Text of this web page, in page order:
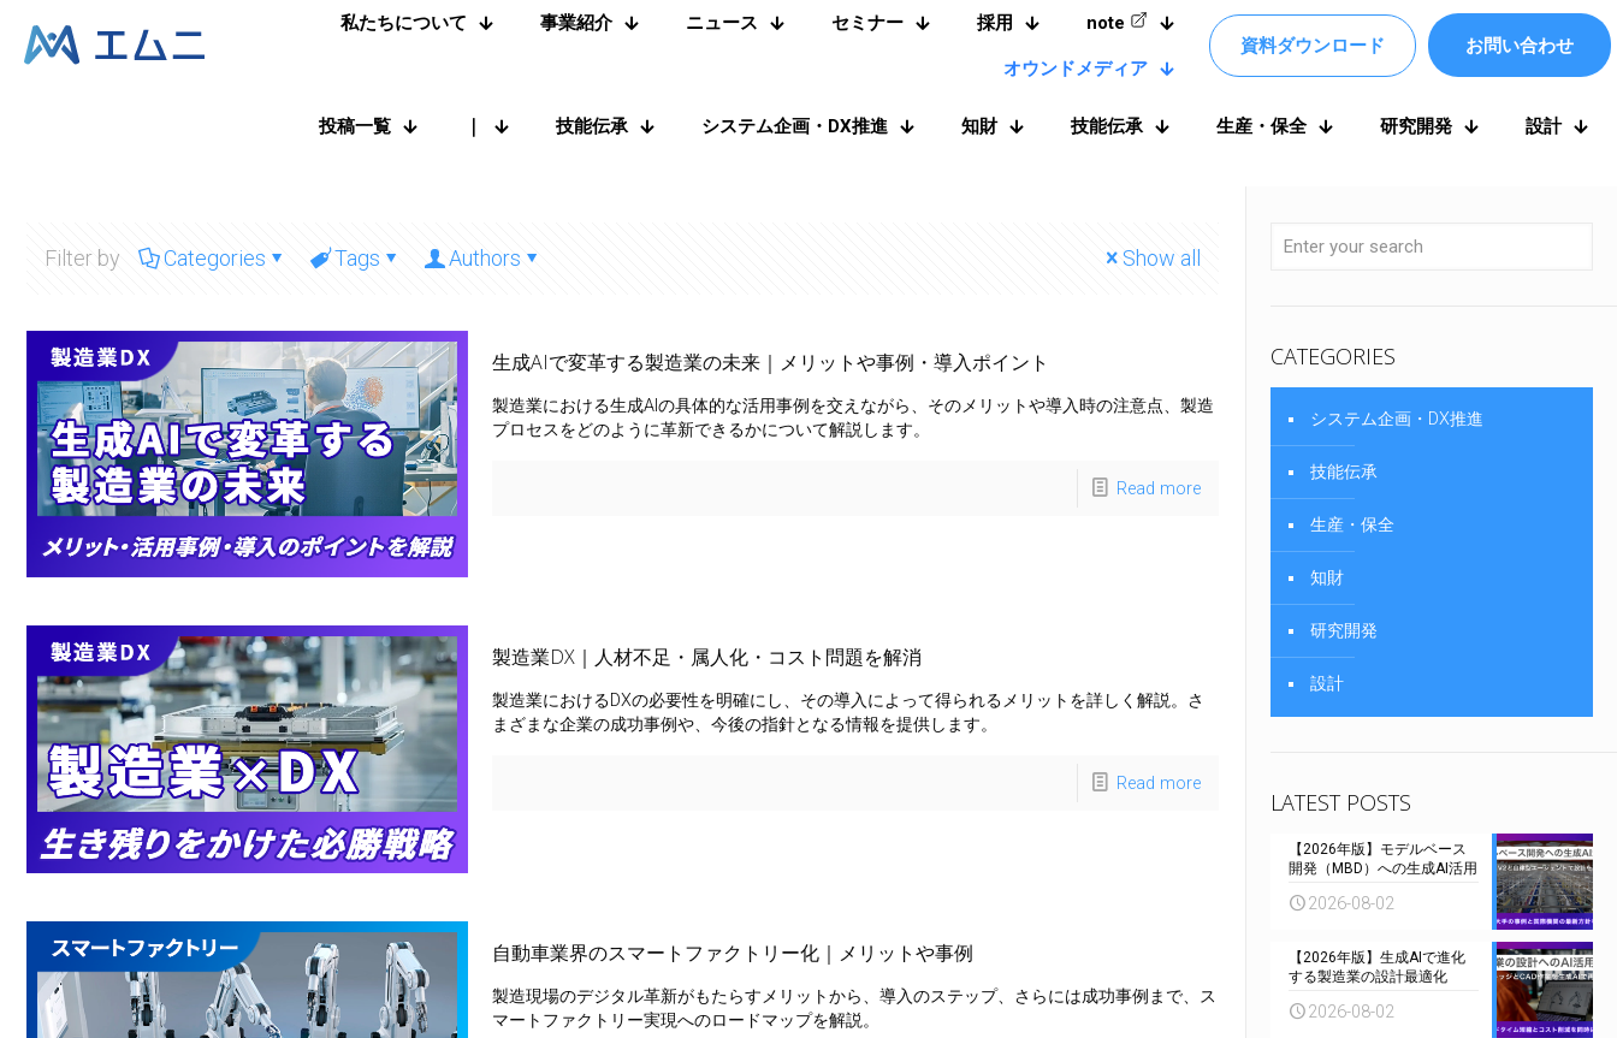
私たちについて 事業紹介 ニュース セミナー 採用 note
オウンドメディア
資料ダウンロード お問い合わせ
投稿一覧 ｜ 技能伝承 システム企画・DX推進 知財 技能伝承 生産・保全 研究開発 設計
Filter by Categories Tags Authors Show all
生成AIで変革する製造業の未来｜メリットや事例・導入ポイント
製造業における生成AIの具体的な活用事例を交えながら、そのメリットや導入時の注意点、製造
プロセスをどのように革新できるかについて解説します。
Read more
製造業DX｜人材不足・属人化・コスト問題を解消
製造業におけるDXの必要性を明確にし、その導入によって得られるメリットを詳しく解説。さ
まざまな企業の成功事例や、今後の指針となる情報を提供します。
Read more
自動車業界のスマートファクトリー化｜メリットや事例
製造現場のデジタル革新がもたらすメリットから、導入のステップ、さらには成功事例まで、ス
マートファクトリー実現へのロードマップを解説。
CATEGORIES
システム企画・DX推進
技能伝承
生産・保全
知財
研究開発
設計
LATEST POSTS
【2026年版】モデルベース
開発（MBD）への生成AI活用
2026-08-02
【2026年版】生成AIで進化
する製造業の設計最適化
2026-08-02